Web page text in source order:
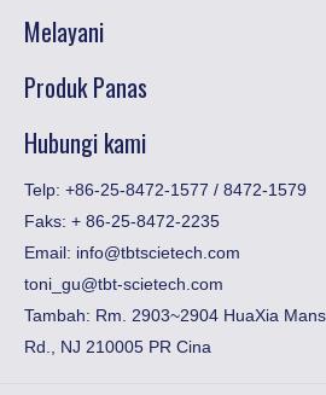
Melayani
Produk Panas
Hubungi kami
Telp: +86-25-8472-1577 / 8472-1579
Faks: ​+ 86-25-8472-2235
Email: info@tbtscietech.com
toni_gu@tbt-scietech.com
Tambah: Rm. 2903~2904 HuaXia
Rd., NJ 210005 PR Cina